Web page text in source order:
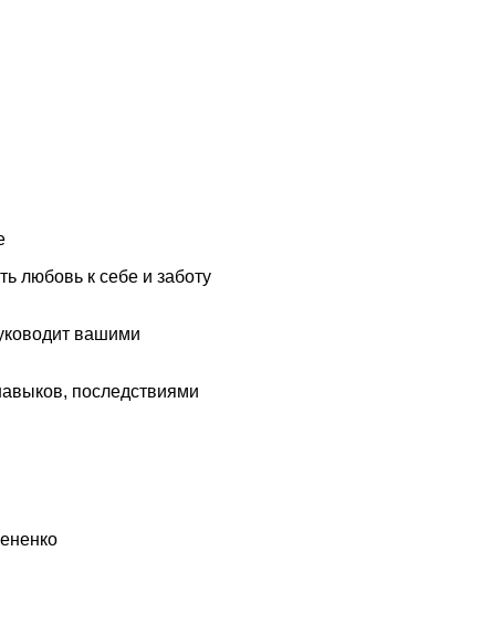
любовь к себе и заботу
вашими
последствиями